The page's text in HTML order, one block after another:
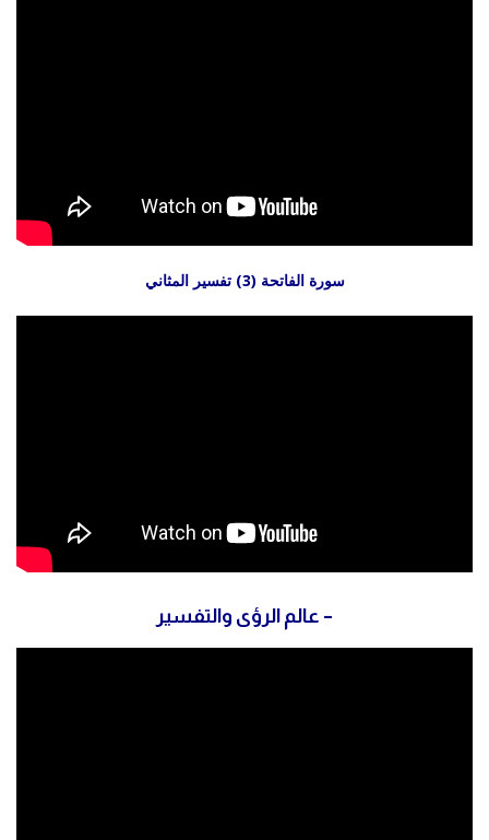
سورة الفاتحة (3) تفسير المثاني
– عالم الرؤى والتفسير